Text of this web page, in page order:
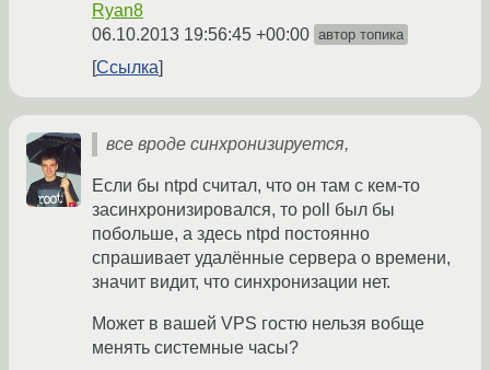
Ryan8
06.10.2013 19:56:45 +00:00 автор топика
Ссылка
все вроде синхронизируется,
Если бы ntpd считал, что он там с кем-то
засинхронизировался, то poll был бы
побольше, а здесь ntpd постоянно
спрашивает удалённые сервера о времени,
значит видит, что синхронизации нет.
Может в вашей VPS гостю нельзя вобще
менять системные часы?